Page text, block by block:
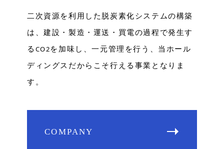
二次資源を利用した脱炭素化システムの構築
は、建設・製造・運送・買電の過程で発生す
る CO2を加味し、一元管理を行う、当ホール
ディングスだからこそ行える事業となりま
す。
COMPANY